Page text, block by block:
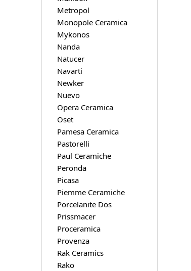
Metropol
Monopole Ceramica
Mykonos
Nanda
Natucer
Navarti
Newker
Nuevo
Opera Ceramica
Oset
Pamesa Ceramica
Pastorelli
Paul Ceramiche
Peronda
Picasa
Piemme Ceramiche
Porcelanite Dos
Prissmacer
Proceramica
Provenza
Rak Ceramics
Rako